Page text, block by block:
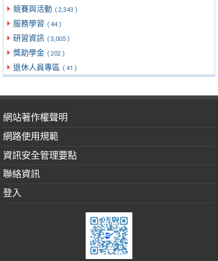
競賽與活動 ( 2,343 )
服務學習 ( 44 )
研習資訊 ( 3,005 )
獎助學金 ( 202 )
退休人員專區 ( 41 )
網站著作權聲明
網路使用規範
資訊安全管理要點
聯絡資訊
登入